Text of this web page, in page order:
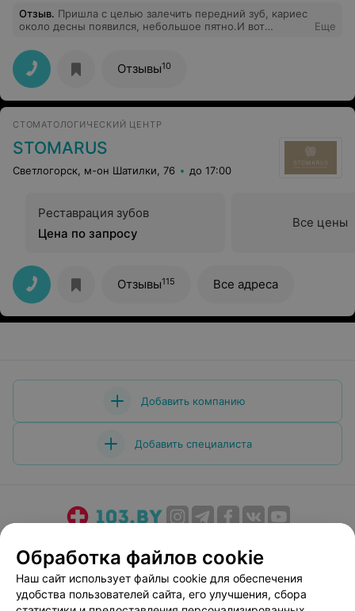
Отзыв. Пришла с целью залечить передний зуб, кариес
около десны появился, небольшое пятно.И вот
зубы, хотя это просто не его дело и я не на приеме в
кгб.Потом сказала, что помочь мне они не могут.В
итоге приехала в Мозырь, парень молодой залечил зуб
без проблем, все объяснил.Нужно было
предварительно сделать снимок-рентген, чтобы
качественно и пломба вообще не видна.В общем, я в
Светлодент больше ни ногой - и это частная
клиника.Позор, да и только(люди в возрасте за столько
лет лечить не научились).
Еще
Отзывы10
СТОМАТОЛОГИЧЕСКИЙ ЦЕНТР
STOMARUS
Светлогорск, м-он Шатилки, 76 до 17:00
Реставрация зубов
Цена по запросу
Все цены
Отзывы115 Все адреса
Добавить компанию
Добавить специалиста
Медицинский маркетинг
Публичный договор
Пользовательское соглашение
Способы оплаты
Вакансии
Партнеры
Обработка файлов cookie
Наш сайт использует файлы cookie для обеспечения
удобства пользователей сайта, его улучшения, сбора